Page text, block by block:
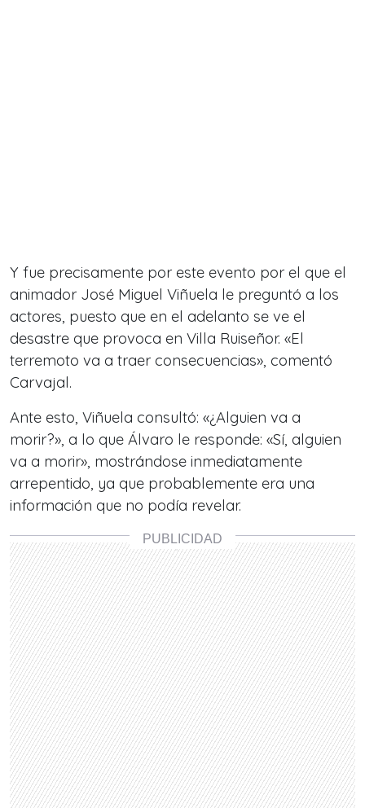
Y fue precisamente por este evento por el que el
animador José Miguel Viñuela le preguntó a los
actores, puesto que en el adelanto se ve el
desastre que provoca en Villa Ruiseñor. «El
terremoto va a traer consecuencias», comentó
Carvajal.
Ante esto, Viñuela consultó: «¿Alguien va a
morir?», a lo que Álvaro le responde: «Sí, alguien
va a morir», mostrándose inmediatamente
arrepentido, ya que probablemente era una
información que no podía revelar.